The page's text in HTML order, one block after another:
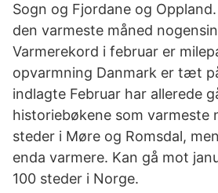
Sogn og Fjordane og
den varmeste måned
Varmerekord i februar er
opvarmning Danmark er tæt
indlagte Februar har allerede
historiebøkene som varmeste
steder i Møre og Romsdal,
enda varmere. Kan gå mot
100 steder i Norge.